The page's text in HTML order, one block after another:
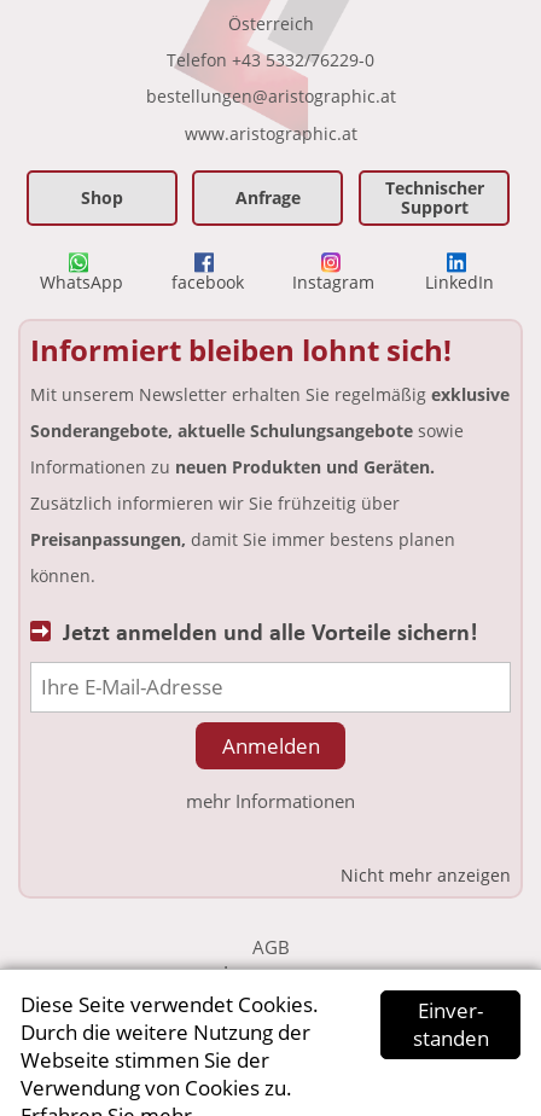
Österreich
Telefon +43 5332/76229-0
bestellungen@aristographic.at
www.aristographic.at
Shop Anfrage
Technischer
Support
WhatsApp facebook Instagram LinkedIn
Informiert bleiben lohnt sich!
Mit unserem Newsletter erhalten Sie regelmäßig exklusive
Sonderangebote, aktuelle Schulungsangebotesowie
Informationen zu neuen Produkten und Geräten.
Zusätzlich informieren wir Sie frühzeitig über
Preisanpassungen, damit Sie immer bestens planen
können.
Jetzt anmelden und alle Vorteile sichern!
mehr Informationen
Nicht mehr anzeigen
AGB
•
Impressum
•
Datenschutz
Diese Seite verwendet Cookies.
Durch die weitere Nutzung der
Webseite stimmen Sie der
Verwendung von Cookies zu.
Ein­ver­
standen